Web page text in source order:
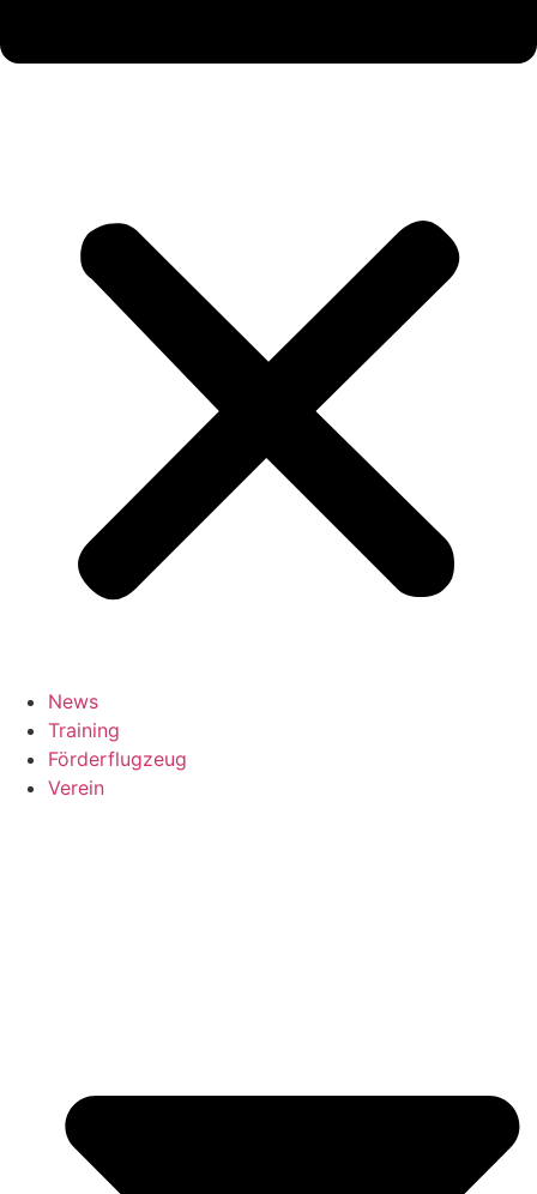
News
Training
Förderflugzeug
Verein